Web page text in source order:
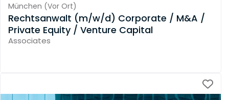
München (Vor Ort)
Rechtsanwalt (m/w/d) Corporate / M&A /
Private Equity / Venture Capital
Associates